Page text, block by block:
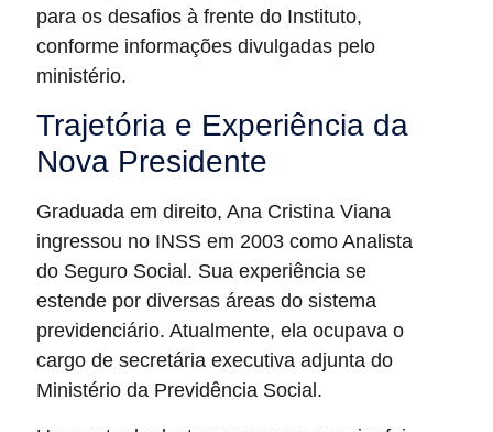
para os desafios à frente do Instituto,
conforme informações divulgadas pelo
ministério.
Trajetória e Experiência da
Nova Presidente
Graduada em direito, Ana Cristina Viana
ingressou no INSS em 2003 como Analista
do Seguro Social. Sua experiência se
estende por diversas áreas do sistema
previdenciário. Atualmente, ela ocupava o
cargo de secretária executiva adjunta do
Ministério da Previdência Social.